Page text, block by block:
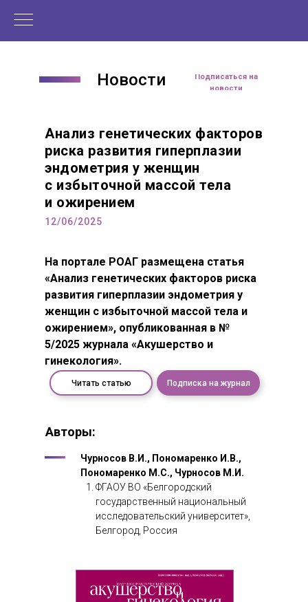
Новости
Подписаться на
новости
Анализ генетических факторов
риска развития гиперплазии
эндометрия у женщин
с избыточной массой тела
и ожирением
12/06/2025
На портале РОАГ размещена статья
«Анализ генетических факторов риска
развития гиперплазии эндометрия у
женщин с избыточной массой тела и
ожирением», опубликованная в №
5/2025 журнала «Акушерство и
гинекология».
Чурносов В.И., Пономаренко И.В.,
Пономаренко М.С., Чурносов М.И.
ФГАОУ ВО «Белгородский
государственный национальный
исследовательский университет»,
Белгород, Россия
Читать статью
Авторы:
Читать статью Подписка на журнал